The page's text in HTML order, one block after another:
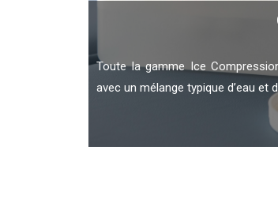
Toute la gamme Ice
avec un mélange typique d’eau et